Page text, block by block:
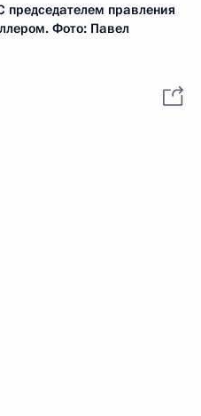
председателем правления
Фото: Павел